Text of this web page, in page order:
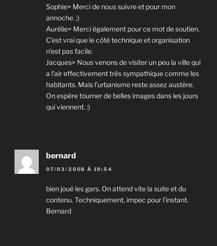
Sophie> Merci de nous suivre et pour mon
annoche. ;)
Aurélie> Merci également pour ce mot de soutien.
C’est vrai que le côté technique et organisation
n’est pas facile.
Jacques> Nous venons de visiter un peu la ville qui
a l’air effectivement très sympathique comme les
habitants. Mais l’urbanisme reste assez austère.
On espère tourner de belles images dans les jours
qui viennent. :)
bernard
07/03/2008 À 19:54
bien joué les gars. On attend vite la suite et du
contenu. Techniquement, impec pour l’instant.
Bernard